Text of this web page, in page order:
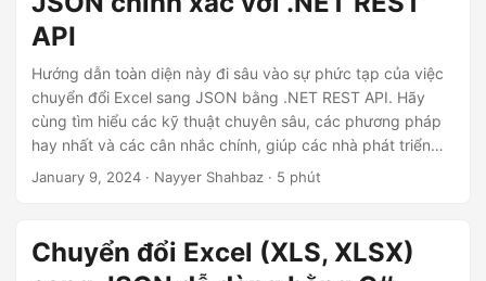
h
ư
ớ
n
API
Hướng dẫn toàn diện này đi sâu vào sự phức tạp của việc
chuyển đổi Excel sang JSON bằng .NET REST API. Hãy
cùng tìm hiểu các kỹ thuật chuyên sâu, các phương pháp
hay nhất và các cân nhắc chính, giúp các nhà phát triển
hợp lý hóa quy trình xử lý dữ liệu và nâng cao trình độ lập
January 9, 2024 · Nayyer Shahbaz · 5 phút
Chuyển đổi Excel (XLS, XLSX)